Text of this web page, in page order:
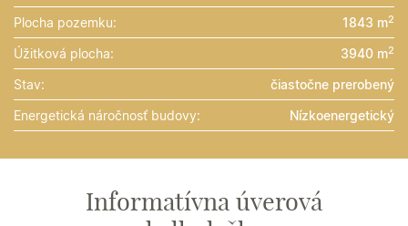
Plocha pozemku:
1843 m2
Úžitková plocha: 3940 m2
Stav:
čiastočne prerobený
Energetická náročnosť budovy:
Nízkoenergetický
Informatívna úverová